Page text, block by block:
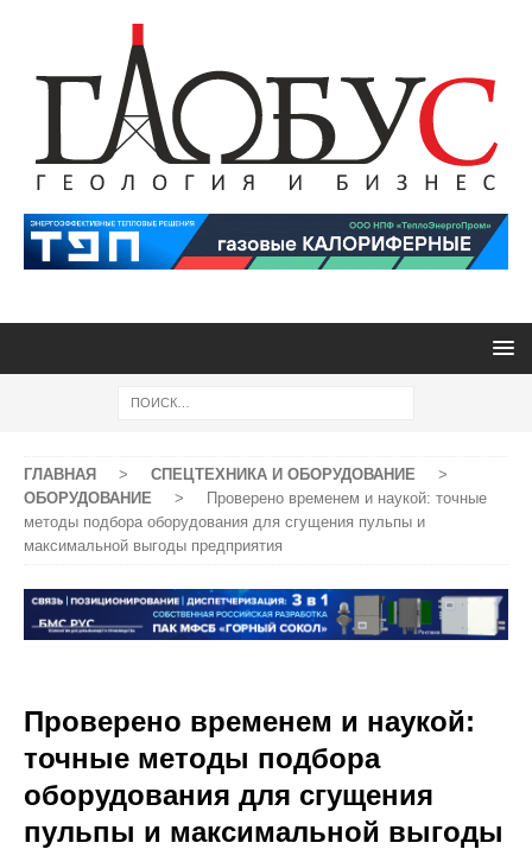
ГЛАВНАЯ > СПЕЦТЕХНИКА И ОБОРУДОВАНИЕ
>
ОБОРУДОВАНИЕ
>
Проверено временем и наукой: точные
методы подбора оборудования для сгущения пульпы и
максимальной выгоды предприятия
Проверено временем и наукой:
точные методы подбора
оборудования для сгущения
пульпы и максимальной выгоды